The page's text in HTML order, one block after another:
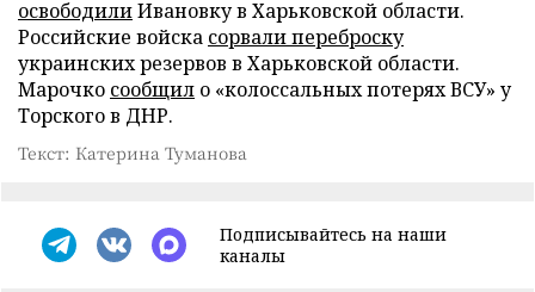
освободилиИвановку в Харьковской области.
Российские войска сорвали переброску
украинских резервов в Харьковской области.
Марочко сообщил о «колоссальных потерях ВСУ» у
Торского в ДНР.
Текст: Катерина Туманова
Подписывайтесь на наши
каналы